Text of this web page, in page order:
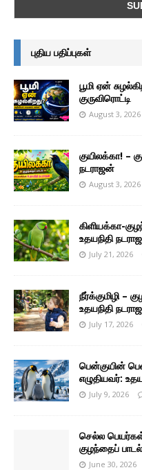
புதிய பதிப்புகள்
பூமி ஏன்
குருவிரொட்டி
August 3, 2026
குயிலக்கா! –
நடராஜன்
August 3, 2026
கிளியக்கா-
உதயநிதி
July 21, 2026
நீர்க்குமிழி –
உதயநிதி
July 17, 2026
பென்குயின்
எழுதியவர்:
July 9, 2026
செல்ல
குழந்தைப்
June 30, 2026